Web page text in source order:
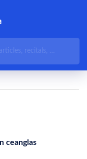
ceanglas